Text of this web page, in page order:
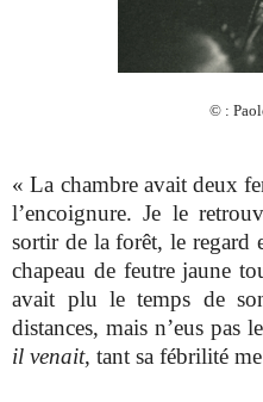
© :
« La chambre avait deux
l’encoignure. Je le
sortir de la forêt, le regard
chapeau de feutre jaune
avait plu le temps de
distances, mais n’eus pas
il venait, tant sa fébrilité